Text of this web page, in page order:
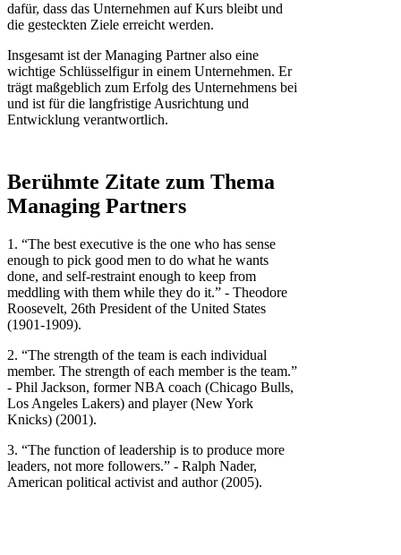
dafür, dass das Unternehmen auf Kurs bleibt und
die gesteckten Ziele erreicht werden.
Insgesamt ist der Managing Partner also eine
wichtige Schlüsselfigur in einem Unternehmen. Er
trägt maßgeblich zum Erfolg des Unternehmens bei
und ist für die langfristige Ausrichtung und
Entwicklung verantwortlich.
Berühmte Zitate zum Thema
Managing Partners
1. “The best executive is the one who has sense
enough to pick good men to do what he wants
done, and self-restraint enough to keep from
meddling with them while they do it.” - Theodore
Roosevelt, 26th President of the United States
(1901-1909).
2. “The strength of the team is each individual
member. The strength of each member is the team.”
- Phil Jackson, former NBA coach (Chicago Bulls,
Los Angeles Lakers) and player (New York
Knicks) (2001).
3. “The function of leadership is to produce more
leaders, not more followers.” - Ralph Nader,
American political activist and author (2005).